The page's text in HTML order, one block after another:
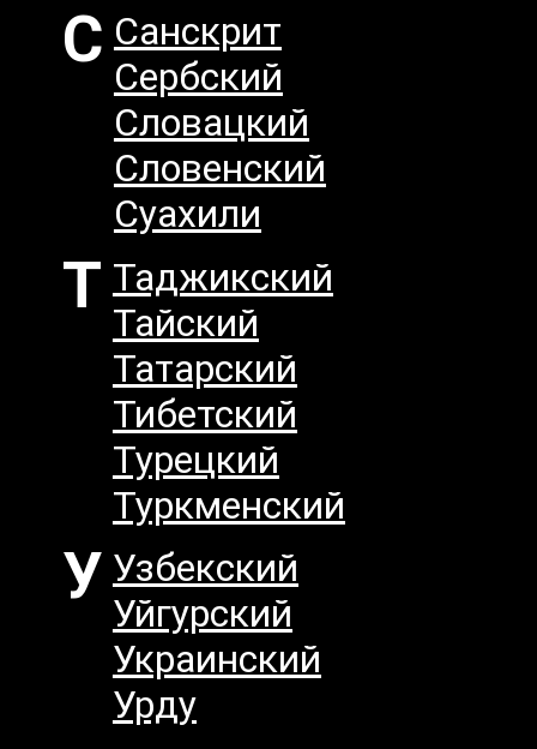
С Санскрит
Сербский
Словацкий
Словенский
Суахили
Т Таджикский
Тайский
Татарский
Тибетский
Турецкий
Туркменский
У Узбекский
Уйгурский
Украинский
Урду